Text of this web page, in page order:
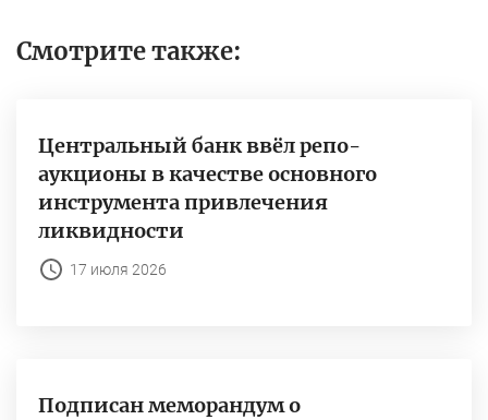
Смотрите также:
Центральный банк ввёл репо-
аукционы в качестве основного
инструмента привлечения
ликвидности
17 июля 2026
Подписан меморандум о